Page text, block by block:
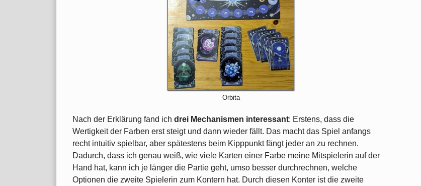
Orbita
Nach der Erklärung fand ich drei Mechanismen interessant: Erstens, dass die
Wertigkeit der Farben erst steigt und dann wieder fällt. Das macht das Spiel anfangs
recht intuitiv spielbar, aber spätestens beim Kipppunkt fängt jeder an zu rechnen.
Dadurch, dass ich genau weiß, wie viele Karten einer Farbe meine Mitspielerin auf der
Hand hat, kann ich je länger die Partie geht, umso besser durchrechnen, welche
Optionen die zweite Spielerin zum Kontern hat. Durch diesen Konter ist die zweite